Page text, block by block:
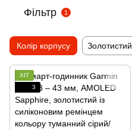
Фільтр 1
Колір корпусу Золотистий
ХІТ
3